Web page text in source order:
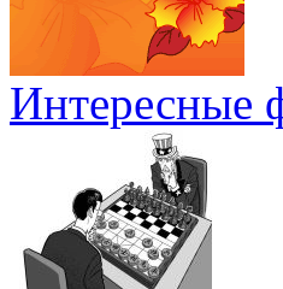
Интересные